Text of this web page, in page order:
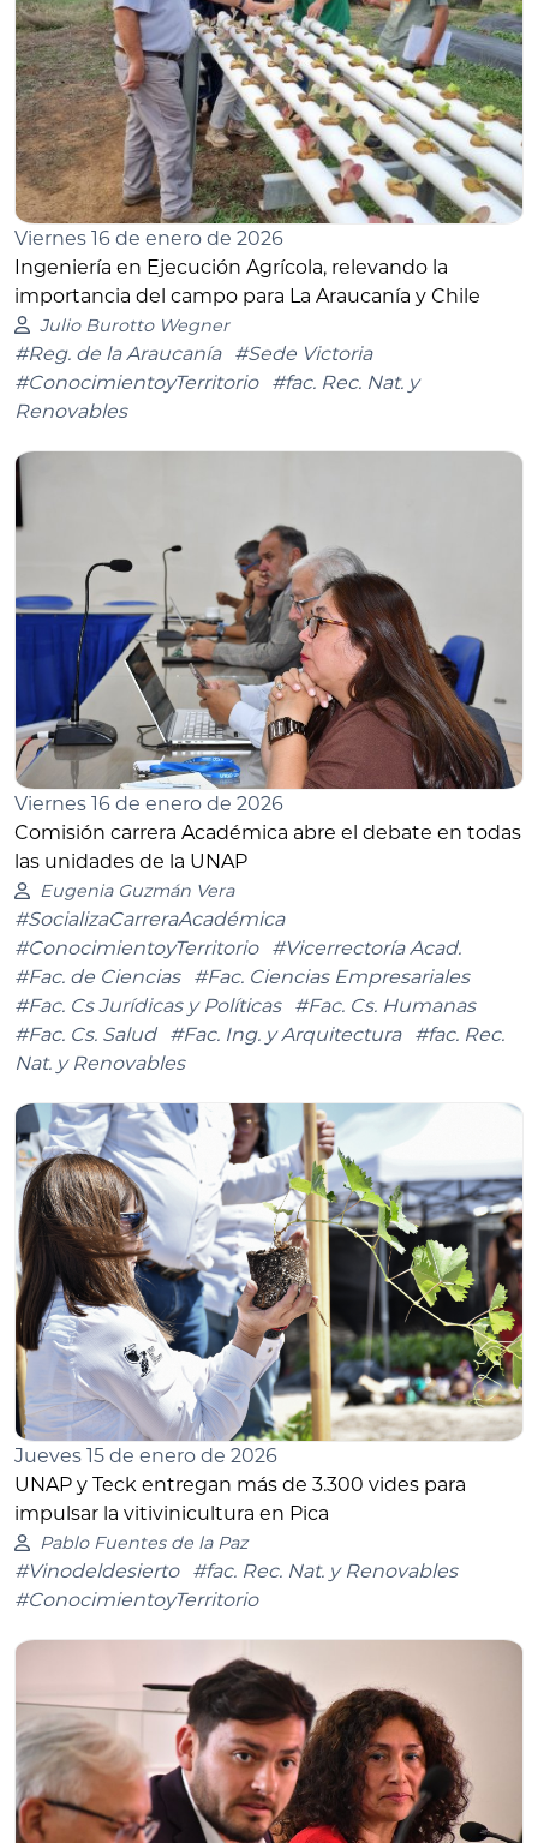
Viernes 16 de enero de 2026
Ingeniería en Ejecución Agrícola, relevando la
importancia del campo para La Araucanía y Chile
Julio Burotto Wegner
#Reg. de la Araucanía
#Sede Victoria
#ConocimientoyTerritorio
#fac. Rec. Nat. y
Renovables
Viernes 16 de enero de 2026
Comisión carrera Académica abre el debate en todas
las unidades de la UNAP
Eugenia Guzmán Vera
#SocializaCarreraAcadémica
#ConocimientoyTerritorio
#Vicerrectoría Acad.
#Fac. de Ciencias
#Fac. Ciencias Empresariales
#Fac. Cs Jurídicas y Políticas
#Fac. Cs. Humanas
#Fac. Cs. Salud
#Fac. Ing. y Arquitectura
#fac. Rec.
Nat. y Renovables
Jueves 15 de enero de 2026
UNAP y Teck entregan más de 3.300 vides para
impulsar la vitivinicultura en Pica
Pablo Fuentes de la Paz
#Vinodeldesierto
#fac. Rec. Nat. y Renovables
#ConocimientoyTerritorio